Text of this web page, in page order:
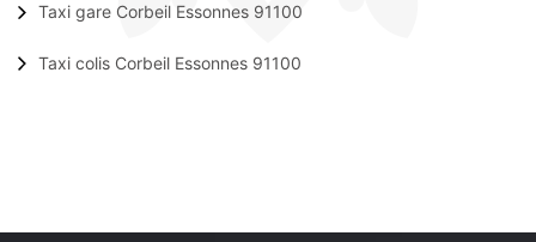
Taxi gare Corbeil Essonnes 91100
Taxi colis Corbeil Essonnes 91100